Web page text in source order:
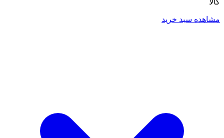
کالا
مشاهده سبد خرید